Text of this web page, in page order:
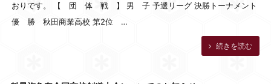
おりです。 【 団 体 戦 】 男 子 予選リーグ 決勝トーナメント
優 勝 秋田商業高校 第2位 …
続きを読む